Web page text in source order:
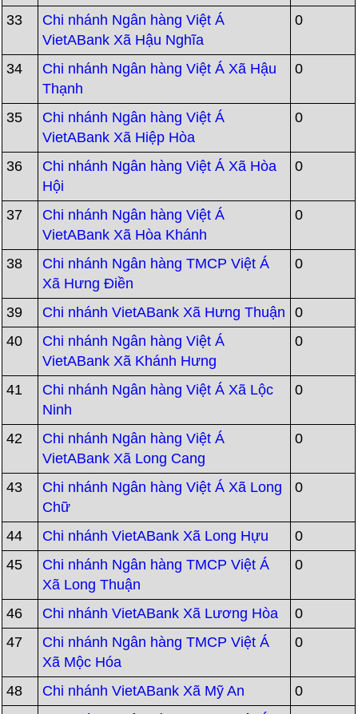
33
Chi nhánh Ngân hàng Việt Á
VietABank Xã Hậu Nghĩa
0
34
Chi nhánh Ngân hàng Việt Á Xã Hậu
Thạnh
0
35
Chi nhánh Ngân hàng Việt Á
VietABank Xã Hiệp Hòa
0
36
Chi nhánh Ngân hàng Việt Á Xã Hòa
Hội
0
37
Chi nhánh Ngân hàng Việt Á
VietABank Xã Hòa Khánh
0
38
Chi nhánh Ngân hàng TMCP Việt Á
Xã Hưng Điền
0
39 Chi nhánh VietABank Xã Hưng Thuận
0
40
Chi nhánh Ngân hàng Việt Á
VietABank Xã Khánh Hưng
0
41
Chi nhánh Ngân hàng Việt Á Xã Lộc
Ninh
0
42
Chi nhánh Ngân hàng Việt Á
VietABank Xã Long Cang
0
43
Chi nhánh Ngân hàng Việt Á Xã Long
Chữ
0
44 Chi nhánh VietABank Xã Long Hựu
0
45
Chi nhánh Ngân hàng TMCP Việt Á
Xã Long Thuận
0
46 Chi nhánh VietABank Xã Lương Hòa
0
47
Chi nhánh Ngân hàng TMCP Việt Á
Xã Mộc Hóa
0
48 Chi nhánh VietABank Xã Mỹ An
0